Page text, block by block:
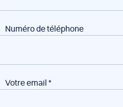
Numéro de téléphone
Votre email *